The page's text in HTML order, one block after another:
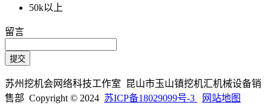
50k以上
留言
苏州挖机会网络科技工作室 昆山市玉山镇挖机汇机械设备销
售部 Copyright © 2024 苏ICP备18029099号-3 网站地图